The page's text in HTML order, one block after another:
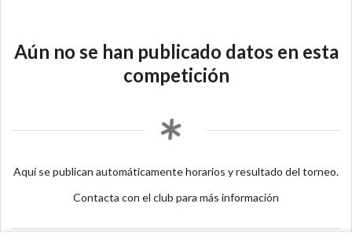
Aún no se han publicado datos en esta
competición
Aquí se publican automáticamente horarios y resultado del torneo.
Contacta con el club para más información